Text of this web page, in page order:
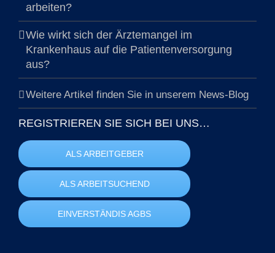
arbeiten?
Wie wirkt sich der Ärztemangel im
Krankenhaus auf die Patientenversorgung
aus?
Weitere Artikel finden Sie in unserem News-Blog
REGISTRIEREN SIE SICH BEI UNS…
ALS ARBEITGEBER
ALS ARBEITSUCHEND
EINVERSTÄNDIS AGBS